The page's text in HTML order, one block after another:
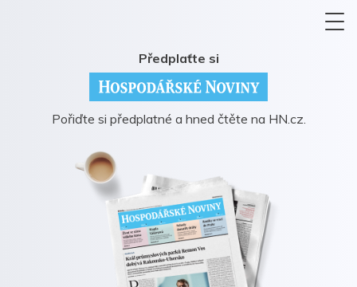
Předplaťte si
Pořiďte si předplatné a hned čtěte na HN.cz.